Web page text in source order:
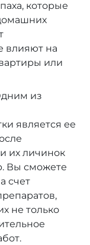
которые
влияют на
или
из
является ее
их личинок
Вы сможете
счет
не только